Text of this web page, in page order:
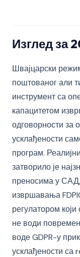
Изглед за
Швајцарски
поштованог али
инструмент са
капацитетом
одговорности за
усклађености
програм.
затворило је
преносима у САД,
извршавања
регулатором
не води
воде GDPR-у
усклађености са